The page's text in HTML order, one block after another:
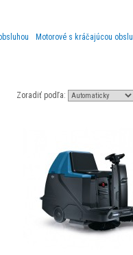
Motorové s kráčajúcou
Zoradiť podľa: